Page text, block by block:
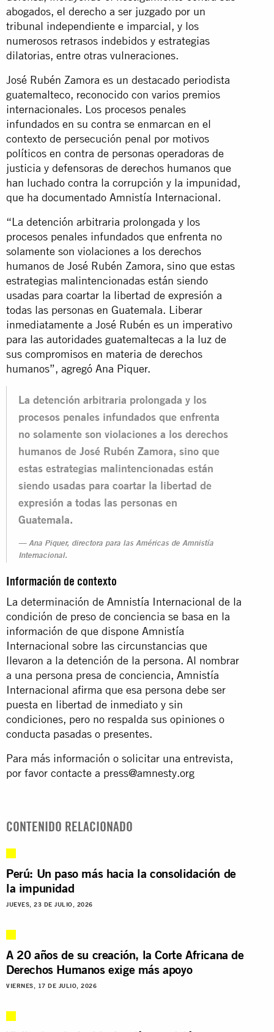
abogados, el derecho a ser juzgado por un
tribunal independiente e imparcial, y los
numerosos retrasos indebidos y estrategias
dilatorias, entre otras vulneraciones.
José Rubén Zamora es un destacado periodista
guatemalteco, reconocido con varios premios
internacionales. Los procesos penales
infundados en su contra se enmarcan en el
contexto de persecución penal por motivos
políticos en contra de personas operadoras de
justicia y defensoras de derechos humanos que
han luchado contra la corrupción y la impunidad,
que ha documentado Amnistía Internacional.
“La detención arbitraria prolongada y los
procesos penales infundados que enfrenta no
solamente son violaciones a los derechos
humanos de José Rubén Zamora, sino que estas
estrategias malintencionadas están siendo
usadas para coartar la libertad de expresión a
todas las personas en Guatemala. Liberar
inmediatamente a José Rubén es un imperativo
para las autoridades guatemaltecas a la luz de
sus compromisos en materia de derechos
humanos”, agregó Ana Piquer.
La detención arbitraria prolongada y los
procesos penales infundados que enfrenta
no solamente son violaciones a los derechos
humanos de José Rubén Zamora, sino que
estas estrategias malintencionadas están
siendo usadas para coartar la libertad de
expresión a todas las personas en
Guatemala.
Ana Piquer, directora para las Américas de Amnistía
Internacional.
Información de contexto
La determinación de Amnistía Internacional de la
condición de preso de conciencia se basa en la
información de que dispone Amnistía
Internacional sobre las circunstancias que
llevaron a la detención de la persona. Al nombrar
a una persona presa de conciencia, Amnistía
Internacional afirma que esa persona debe ser
puesta en libertad de inmediato y sin
condiciones, pero no respalda sus opiniones o
conducta pasadas o presentes.
Para más información o solicitar una entrevista,
por favor contacte a press@amnesty.org
CONTENIDO RELACIONADO
Perú: Un paso más hacia la consolidación de
la impunidad
JUEVES, 23 DE JULIO, 2026
A 20 años de su creación, la Corte Africana de
Derechos Humanos exige más apoyo
VIERNES, 17 DE JULIO, 2026